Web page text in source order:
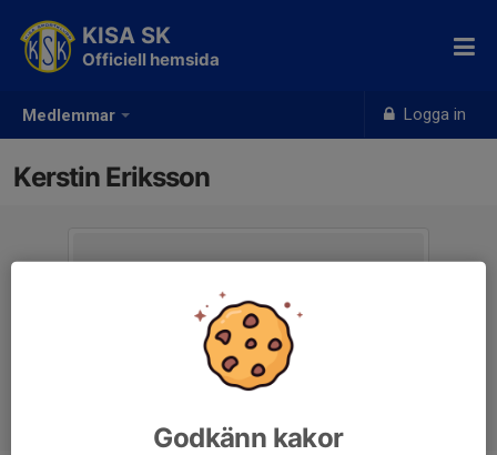
Medlemmar Logga in
KISA SK
Officiell hemsida
Kerstin Eriksson
Godkänn kakor